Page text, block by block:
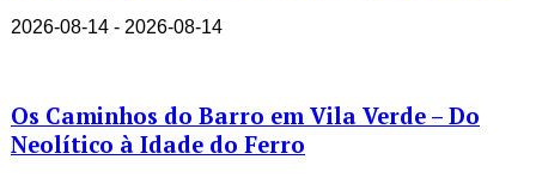
2026-08-14 - 2026-08-14
Os Caminhos do Barro em Vila Verde – Do
Neolítico à Idade do Ferro